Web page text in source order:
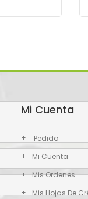
Mi Cuenta
Pedido
Mi Cuenta
Mis Ordenes
Mis Hojas De